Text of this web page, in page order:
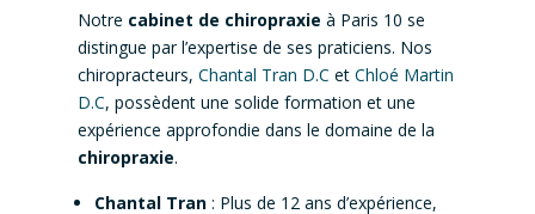
Notre cabinet de chiropraxie à Paris 10 se
distingue par l’expertise de ses praticiens. Nos
chiropracteurs, Chantal Tran D.C et Chloé Martin
D.C, possèdent une solide formation et une
expérience approfondie dans le domaine de la
chiropraxie.
Chantal Tran: Plus de 12 ans d’expérience,